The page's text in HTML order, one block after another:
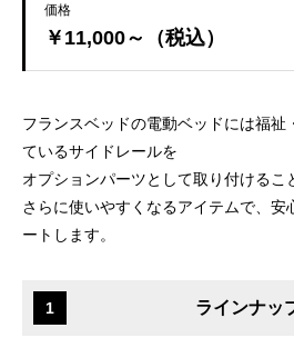
価格
￥11,000～（税込）
フランスベッドの電動ベッドには福祉
ているサイドレールを
オプションパーツとして取り付けるこ
さらに使いやすくなるアイテムで、安
ートします。
1 ラインナッ